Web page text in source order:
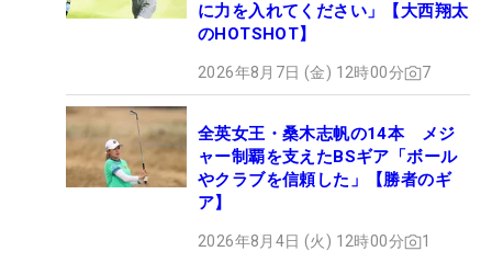
に力を入れてください」【大西翔太
のHOTSHOT】
2026年8月7日 (金) 12時00分 7
全英女王・桑木志帆の14本 メジ
ャー制覇を支えたBSギア「ボール
やクラブを信頼した」【勝者のギ
ア】
2026年8月4日 (火) 12時00分 1